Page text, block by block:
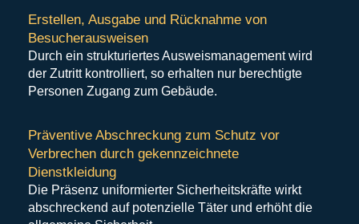
Erstellen, Ausgabe und Rücknahme von
Besucherausweisen
Durch ein strukturiertes Ausweismanagement wird
der Zutritt kontrolliert, so erhalten nur berechtigte
Personen Zugang zum Gebäude.
Präventive Abschreckung zum Schutz vor
Verbrechen durch gekennzeichnete
Dienstkleidung
Die Präsenz uniformierter Sicherheitskräfte wirkt
abschreckend auf potenzielle Täter und erhöht die